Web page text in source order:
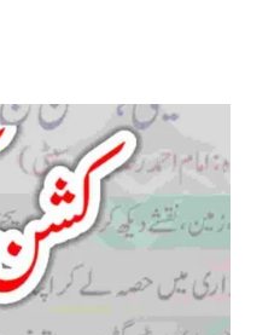
گنج
ضلع
میں